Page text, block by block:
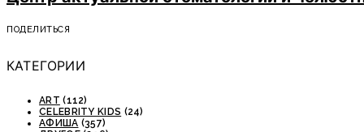
ПОДЕЛИТЬСЯ
КАТЕГОРИИ
ART (112)
CELEBRITY KIDS (24)
АФИША (357)